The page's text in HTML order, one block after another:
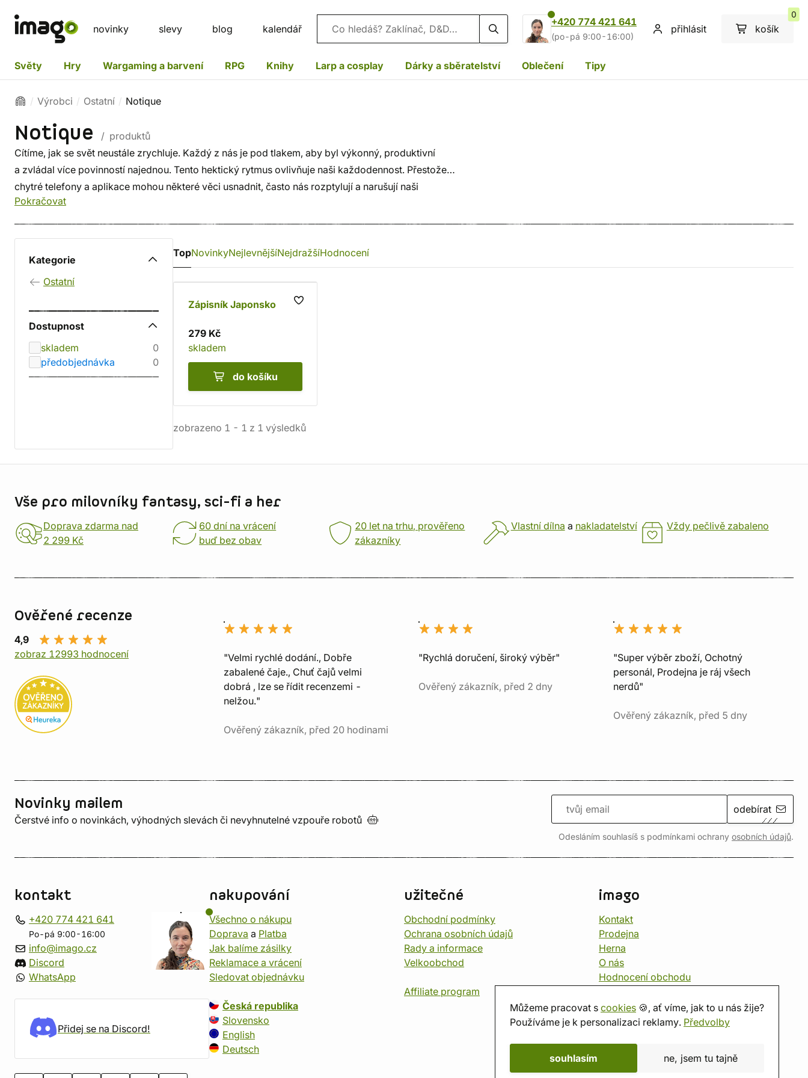
novinky slevy blog kalendář Vyhledávání
+420 774 421 641
(po-pá 9:00-16:00)
přihlásit košík
0
Světy Hry Wargaming a barvení RPG Knihy Larp a cosplay Dárky a sběratelství Oblečení Tipy
Výrobci Ostatní Notique
Notique
/ produktů
Cítíme, jak se svět neustále zrychluje. Každý z nás je pod tlakem, aby byl výkonný, produktivní
a zvládal více povinností najednou. Tento hektický rytmus ovlivňuje naši každodennost. Přestože
chytré telefony a aplikace mohou některé věci usnadnit, často nás rozptylují a narušují naši
koncentraci. V
psaní na papír pomáhá lépe se soustředit.
Pokračovat
Kategorie
Ostatní
Dostupnost
skladem
0
předobjednávka
0
TopNovinkyNejlevnějšíNejdražšíHodnocení
Zápisník Japonsko
279 Kč
skladem
do košíku
zobrazeno 1 - 1 z 1 výsledků
Můžeme pracovat s cookies 🍪, ať víme, jak to u nás žije?
Používáme je k personalizaci reklamy. Předvolby
souhlasím ne, jsem tu tajně
Vše pro milovníky fantasy, sci-fi a her
Doprava zdarma nad
2 299 Kč
60 dní na vrácení
buď bez obav
20 let na trhu, prověřeno
zákazníky
Vlastní dílna a nakladatelství Vždy pečlivě zabaleno
Ověřené recenze
4,9
zobraz 12993 hodnocení
"Velmi rychlé dodání., Dobře
zabalené čaje., Chuť čajů velmi
dobrá , lze se řídit recenzemi -
nelžou."
Ověřený zákazník, před 20 hodinami
"Rychlá doručení, široký výběr"
Ověřený zákazník, před 2 dny
"Super výběr zboží, Ochotný
personál, Prodejna je ráj všech
nerdů"
Ověřený zákazník, před 5 dny
Novinky mailem
Čerstvé info o novinkách, výhodných slevách či nevyhnutelné vzpouře robotů
odebírat
Odesláním souhlasíš s podmínkami ochrany osobních údajů.
kontakt
+420 774 421 641
Po-pá 9:00-16:00
info@imago.cz
Discord
WhatsApp
Přidej se na Discord!
nakupování
Všechno o nákupu
Doprava a Platba
Jak balíme zásilky
Reklamace a vrácení
Sledovat objednávku
Česká republika
Slovensko
English
Deutsch
užitečné
Obchodní podmínky
Ochrana osobních údajů
Rady a informace
Velkoobchod
Affiliate program
imago
Kontakt
Prodejna
Herna
O nás
Hodnocení obchodu
Kalendář
imago.blog